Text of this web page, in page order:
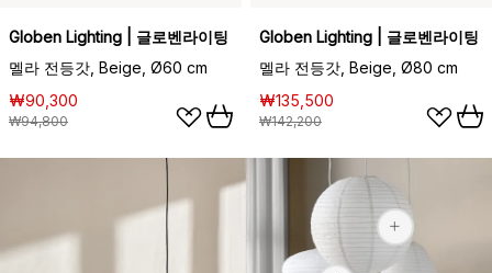
Globen Lighting | 글로벤라이팅
멜라 전등갓, Beige, Ø60 cm
₩90,300
₩94,800
Globen Lighting | 글로벤라이팅
멜라 전등갓, Beige, Ø80 cm
₩135,500
₩142,200
₩26,300